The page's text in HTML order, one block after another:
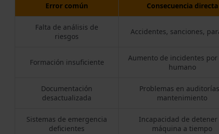
Error común Consecuencia directa
Falta de análisis de
riesgos
Accidentes, sanciones,
Formación insuficiente
Aumento de incidentes
humano
Documentación
desactualizada
Problemas en
mantenimiento
Sistemas de emergencia
deficientes
Incapacidad de
máquina a tiempo